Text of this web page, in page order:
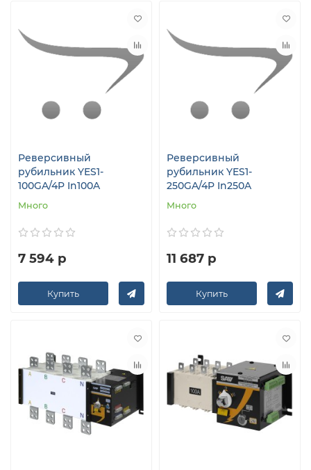
Реверсивный
рубильник YES1-
100GA/4P In100A
Много
7 594 р
Купить
Реверсивный
рубильник YES1-
250GA/4P In250A
Много
11 687 р
Купить